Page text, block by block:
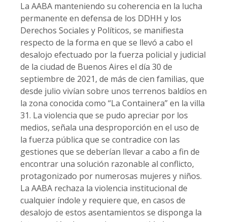
La AABA manteniendo su coherencia en la lucha
permanente en defensa de los DDHH y los
Derechos Sociales y Políticos, se manifiesta
respecto de la forma en que se llevó a cabo el
desalojo efectuado por la fuerza policial y judicial
de la ciudad de Buenos Aires el día 30 de
septiembre de 2021, de más de cien familias, que
desde julio vivían sobre unos terrenos baldíos en
la zona conocida como “La Containera” en la villa
31. La violencia que se pudo apreciar por los
medios, señala una desproporción en el uso de
la fuerza pública que se contradice con las
gestiones que se deberían llevar a cabo a fin de
encontrar una solución razonable al conflicto,
protagonizado por numerosas mujeres y niños.
La AABA rechaza la violencia institucional de
cualquier índole y requiere que, en casos de
desalojo de estos asentamientos se disponga la